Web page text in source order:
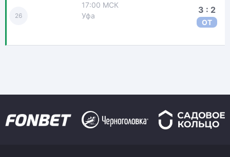
26
17:00 МСК
Уфа
3 : 2
ОТ